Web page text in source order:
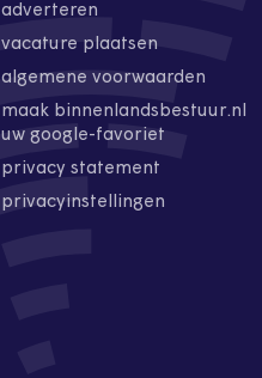
adverteren
vacature plaatsen
algemene voorwaarden
maak binnenlandsbestuur.nl
uw google-favoriet
privacy statement
privacyinstellingen